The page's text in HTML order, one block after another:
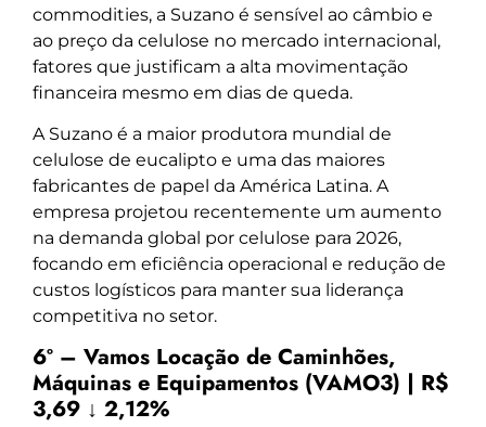
commodities, a Suzano é sensível ao câmbio e
ao preço da celulose no mercado internacional,
fatores que justificam a alta movimentação
financeira mesmo em dias de queda.
A Suzano é a maior produtora mundial de
celulose de eucalipto e uma das maiores
fabricantes de papel da América Latina. A
empresa projetou recentemente um aumento
na demanda global por celulose para 2026,
focando em eficiência operacional e redução de
custos logísticos para manter sua liderança
competitiva no setor.
6º – Vamos Locação de Caminhões,
Máquinas e Equipamentos (VAMO3) | R$
3,69 ↓ 2,12%